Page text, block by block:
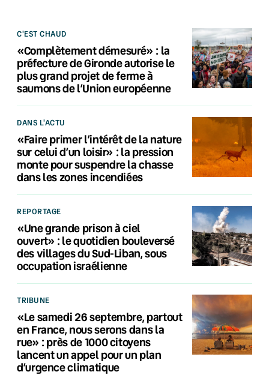
C'EST CHAUD
«Complètement démesuré» : la
préfecture de Gironde autorise le
plus grand projet de ferme à
saumons de l’Union européenne
DANS L'ACTU
«Faire primer l’intérêt de la nature
sur celui d’un loisir» : la pression
monte pour suspendre la chasse
dans les zones incendiées
REPORTAGE
«Une grande prison à ciel
ouvert» : le quotidien bouleversé
des villages du Sud-Liban, sous
occupation israélienne
TRIBUNE
«Le samedi 26 septembre, partout
en France, nous serons dans la
rue» : près de 1000 citoyens
lancent un appel pour un plan
d’urgence climatique